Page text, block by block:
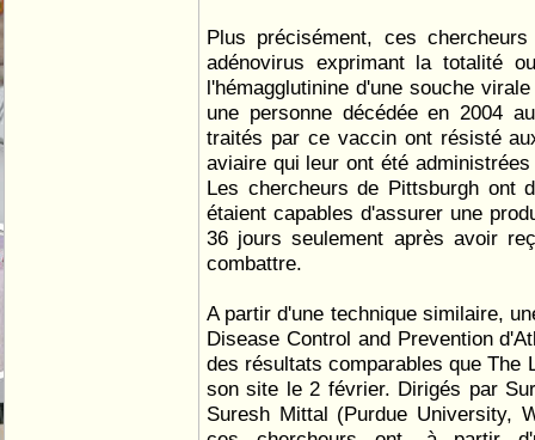
Plus précisément, ces
adénovirus exprimant la totalité
l'hémagglutinine d'une souche
une personne décédée en 2004
traités par ce vaccin ont résisté
aviaire qui leur ont été
Les chercheurs de Pittsburgh ont
étaient capables d'assurer une
36 jours seulement après avoir
combattre.
A partir d'une technique similaire,
Disease Control and Prevention
des résultats comparables que The
son site le 2 février. Dirigés par
Suresh Mittal (Purdue University,